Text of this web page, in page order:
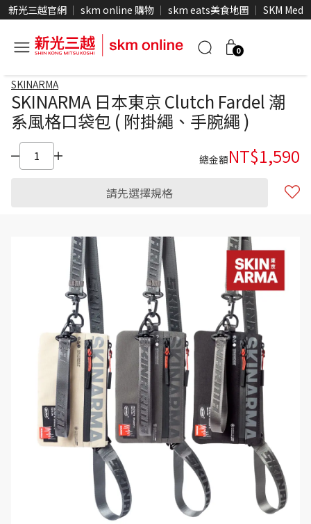
新光三越官網 skm online 購物 skm eats美食地圖 SKM Media
0
SKINARMA
SKINARMA 日本東京 Clutch Fardel 潮
系風格口袋包 ( 附掛繩、手腕繩 )
總金額NT$1,590
請先選擇規格